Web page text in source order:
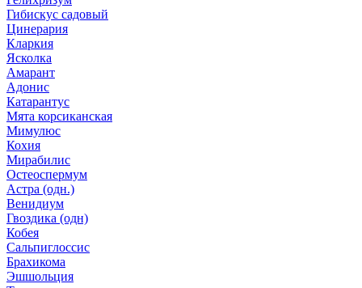
Гибискус садовый
Цинерария
Кларкия
Ясколка
Амарант
Адонис
Катарантус
Мята корсиканская
Мимулюс
Кохия
Мирабилис
Остеоспермум
Астра (одн.)
Венидиум
Гвоздика (одн)
Кобея
Сальпиглоссис
Брахикома
Эшшольция